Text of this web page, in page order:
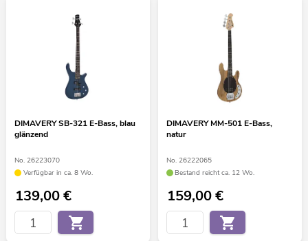
DIMAVERY SB-321 E-Bass, blau
glänzend
No. 26223070
Verfügbar in ca. 8 Wo.
139,00€
DIMAVERY MM-501 E-Bass,
natur
No. 26222065
Bestand reicht ca. 12 Wo.
159,00€